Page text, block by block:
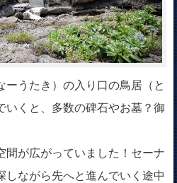
ーうたき）の入り口の鳥居（と
いくと、多数の碑石やお墓？御
間が広がっていました！セーナ
しながら先へと進んでいく途中